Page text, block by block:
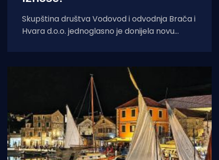
Skupština društva Vodovod i odvodnja Brača i
Hvara d.o.o. jednoglasno je donijela novu